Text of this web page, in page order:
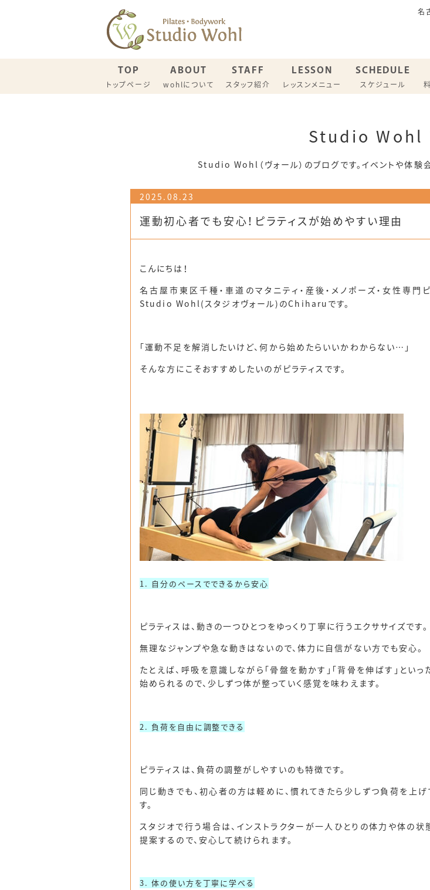
名
TOP
トップページ
ABOUT
wohlについて
STAFF
スタッフ紹介
LESSON
レッスンメニュー
産後リカバリーピラティス メノポーズピラティス
SCHEDULE
スケジュール
名古屋スタジオ スケジュール
一宮スタジオ スケジュール
Studio Wohl
Studio Wohl（ヴォール）のブログです。イベントや体験
2025.08.23
運動初心者でも安心！ピラティスが始めやすい理由
こんにちは！
名古屋市東区千種・車道のマタニティ・産後・メノポーズ・女性専門
Studio Wohl(スタジオヴォール)のChiharuです。
「運動不足を解消したいけど、何から始めたらいいかわからない…」
そんな方にこそおすすめしたいのが ピラティス です。
1. 自分のペースでできるから安心
ピラティスは、動きの一つひとつを ゆっくり丁寧に行うエクササイズです。
無理なジャンプや急な動きはないので、体力に自信がない方でも安心。
たとえば、呼吸を意識しながら「骨盤を動かす」「背骨を伸ばす」とい
始められるので、少しずつ体が整っていく感覚を味わえます。
2. 負荷を自由に調整できる
ピラティスは、 負荷の調整がしやすいのも特徴です。
同じ動きでも、初心者の方は軽めに、慣れてきたら少しずつ負荷を上
す。
スタジオで行う場合は、インストラクターが一人ひとりの体力や体の
提案するので、安心して続けられます。
3. 体の使い方を丁寧に学べる